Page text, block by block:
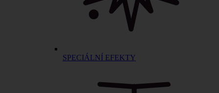
SPECIÁLNÍ EFEKTY